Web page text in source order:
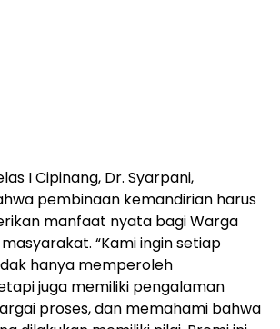
I Cipinang, Dr. Syarpani,
pembinaan kemandirian harus
manfaat nyata bagi Warga
“Kami ingin setiap
hanya memperoleh
juga memiliki pengalaman
proses, dan memahami bahwa